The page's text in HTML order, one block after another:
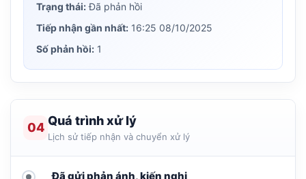
Trạng thái:Đã phản hồi
Tiếp nhận gần nhất: 16:25 08/10/2025
Số phản hồi: 1
04 Quá trình xử lý
Lịch sử tiếp nhận và chuyển xử lý
Đã gửi phản ánh, kiến nghị